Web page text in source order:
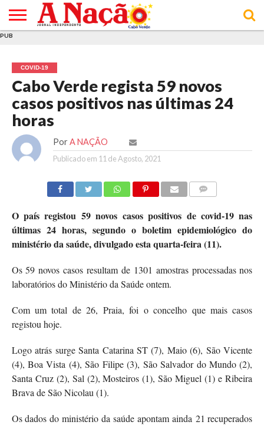
E DE
COOKIES
DE
UTILIZAÇÃO
PUB
COVID-19
Cabo Verde regista 59 novos
casos positivos nas últimas 24
horas
Por A NAÇÃO
Publicado em 11 de Agosto, 2021
O país registou 59 novos casos positivos de covid-19 nas
últimas 24 horas, segundo o boletim epidemiológico do
ministério da saúde, divulgado esta quarta-feira (11).
Os 59 novos casos resultam de 1301 amostras processadas nos
laboratórios do Ministério da Saúde ontem.
Com um total de 26, Praia, foi o concelho que mais casos
registou hoje.
Logo atrás surge Santa Catarina ST (7), Maio (6), São Vicente
(4), Boa Vista (4), São Filipe (3), São Salvador do Mundo (2),
Santa Cruz (2), Sal (2), Mosteiros (1), São Miguel (1) e Ribeira
Brava de São Nicolau (1).
Os dados do ministério da saúde apontam ainda 21 recuperados